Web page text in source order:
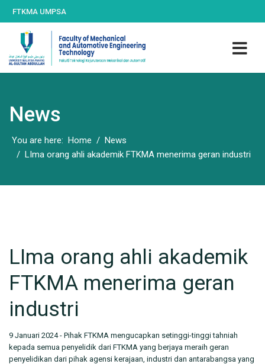
FTKMA UMPSA
News
You are here: Home
News
LIma orang ahli akademik FTKMA menerima geran industri
LIma orang ahli akademik
FTKMA menerima geran
industri
9 Januari 2024 - Pihak FTKMA mengucapkan setinggi-tinggi tahniah
kepada semua penyelidik dari FTKMA yang berjaya meraih geran
penyelidikan dari pihak agensi kerajaan, industri dan antarabangsa yang